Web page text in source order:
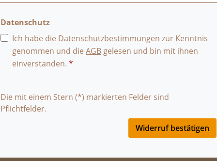
Datenschutz
Ich habe die Datenschutzbestimmungen zur Kenntnis
genommen und die AGB gelesen und bin mit ihnen
einverstanden. *
Die mit einem Stern (*) markierten Felder sind
Pflichtfelder.
Widerruf bestätigen